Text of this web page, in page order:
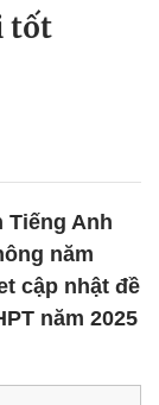
tốt
Tiếng Anh
năm
cập nhật đề
năm 2025